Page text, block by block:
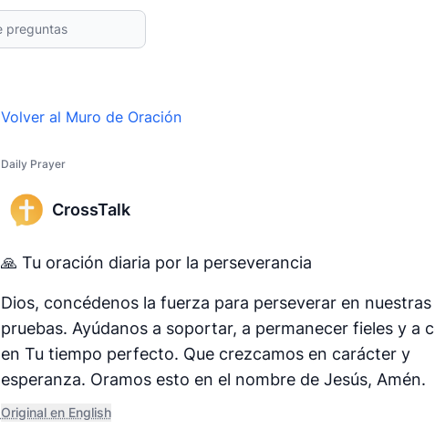
Volver al Muro de Oración
Daily Prayer
CrossTalk
🙏 Tu oración diaria por la perseverancia
Dios, concédenos la fuerza para perseverar en nuestras
pruebas. Ayúdanos a soportar, a permanecer fieles y a
en Tu tiempo perfecto. Que crezcamos en carácter y
esperanza. Oramos esto en el nombre de Jesús, Amén.
Original en English